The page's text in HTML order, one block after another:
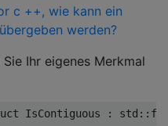
c ++, wie kann ein
werden?
Ihr eigenes Merkmal
IsContiguous : std ::